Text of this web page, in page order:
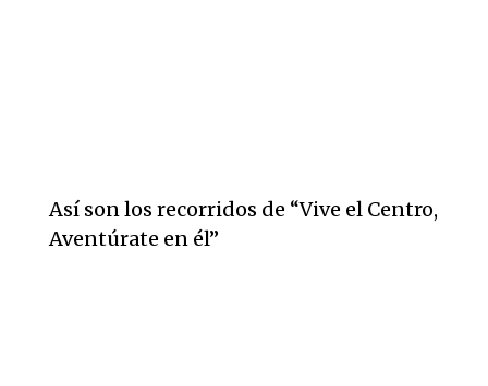
Así son los recorridos de “Vive el Centro,
Aventúrate en él”